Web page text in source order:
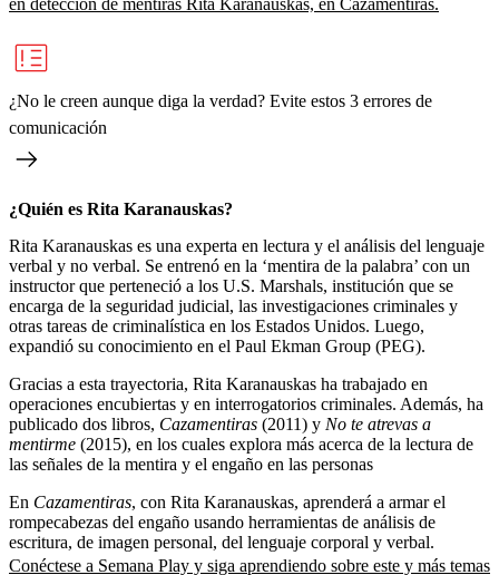
¿No le creen aunque diga la verdad? Evite estos 3 errores de
comunicación
¿Quién es Rita Karanauskas?
Rita Karanauskas es una experta en lectura y el análisis del lenguaje
verbal y no verbal. Se entrenó en la ‘mentira de la palabra’ con un
instructor que perteneció a los U.S. Marshals, institución que se
encarga de la seguridad judicial, las investigaciones criminales y
otras tareas de criminalística en los Estados Unidos. Luego,
expandió su conocimiento en el Paul Ekman Group (PEG).
Gracias a esta trayectoria, Rita Karanauskas ha trabajado en
operaciones encubiertas y en interrogatorios criminales. Además, ha
publicado dos libros, Cazamentiras (2011) y No te atrevas a
mentirme (2015), en los cuales explora más acerca de la lectura de
las señales de la mentira y el engaño en las personas
En Cazamentiras, con Rita Karanauskas, aprenderá a armar el
rompecabezas del engaño usando herramientas de análisis de
escritura, de imagen personal, del lenguaje corporal y verbal.
Conéctese a Semana Play y siga aprendiendo sobre este y más temas